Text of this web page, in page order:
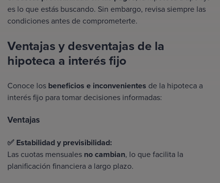
es lo que estás buscando. Sin embargo, revisa siempre las
condiciones antes de comprometerte.
Ventajas y desventajas de la
hipoteca a interés fijo
Conoce los beneficios e inconvenientes de la hipoteca a
interés fijo para tomar decisiones informadas:
Ventajas
✅ Estabilidad y previsibilidad:
Las cuotas mensuales no cambian, lo que facilita la
planificación financiera a largo plazo.